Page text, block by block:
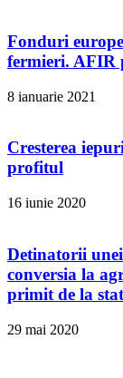
Fonduri
fermieri. AFIR
8 ianuarie 2021
Cresterea
profitul
16 iunie 2020
Detinatorii
conversia la
primit de la
29 mai 2020